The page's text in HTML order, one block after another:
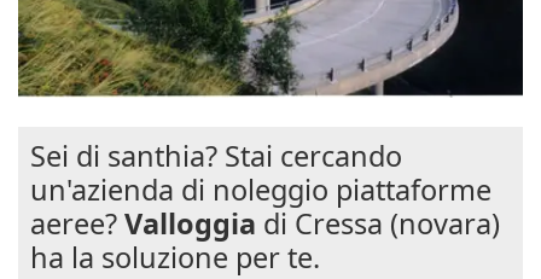
Sei di santhia? Stai cercando
un'azienda di noleggio piattaforme
aeree?Valloggia di Cressa (novara)
ha la soluzione per te.